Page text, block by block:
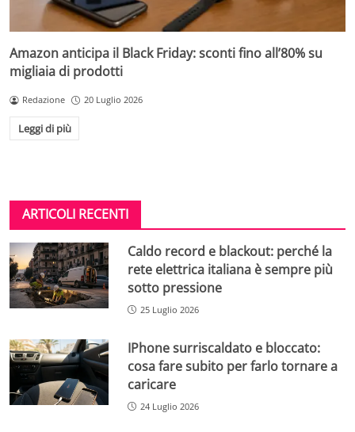
Amazon anticipa il Black Friday: sconti fino all’80% su
migliaia di prodotti
Redazione 20 Luglio 2026
Leggi di più
ARTICOLI RECENTI
Caldo record e blackout: perché la
rete elettrica italiana è sempre più
sotto pressione
25 Luglio 2026
IPhone surriscaldato e bloccato:
cosa fare subito per farlo tornare a
caricare
24 Luglio 2026